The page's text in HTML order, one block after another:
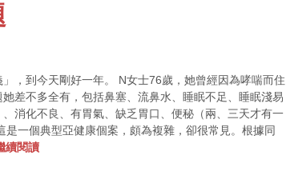
，到今天剛好一年。 N女士76歲，她曾經因為哮喘而住
差不多全有，包括鼻塞、流鼻水、睡眠不足、睡眠淺易
消化不良、有胃氣、缺乏胃口、便秘（兩、三天才有一
一個典型亞健康個案，頗為複雜，卻很常見。根據同
續閱讀